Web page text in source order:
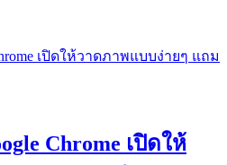
Chrome เปิดให้